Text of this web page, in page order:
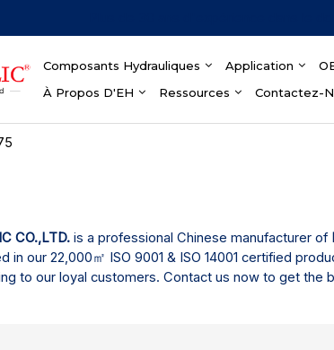
Composants Hydrauliques Application
À Propos D'EH
Ressources Contactez-
CO.,LTD. is a professional Chinese manufacturer of
in our 22,000㎡ ISO 9001 & ISO 14001 certified
to our loyal customers. Contact us now to get the